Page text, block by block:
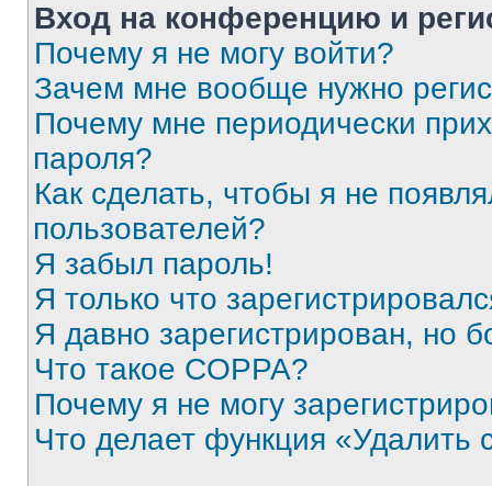
Вход на конференцию и
Почему я не могу войти?
Зачем мне вообще нужно
Почему мне периодически
пароля?
Как сделать, чтобы я не
пользователей?
Я забыл пароль!
Я только что
Я давно зарегистрирован, но
Что такое COPPA?
Почему я не могу
Что делает функция «Удалить